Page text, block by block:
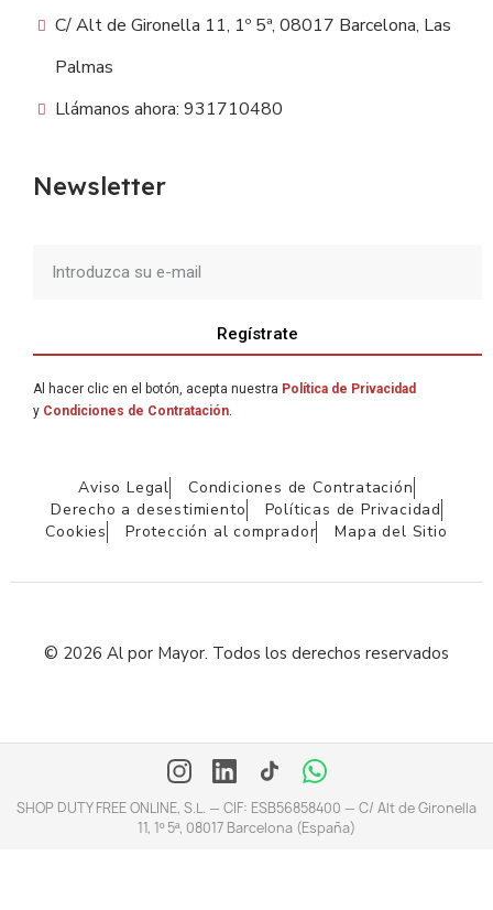
C/ Alt de Gironella 11, 1º 5ª, 08017 Barcelona, Las
Palmas
Llámanos ahora: 931710480
Newsletter
Regístrate
Al hacer clic en el botón, acepta nuestra Política de Privacidad
y Condiciones de Contratación.
Aviso Legal
Condiciones de Contratación
Derecho a desestimiento
Políticas de Privacidad
Cookies
Protección al comprador Mapa del Sitio
© 2026 Al por Mayor. Todos los derechos reservados
SHOP DUTY FREE ONLINE, S.L. — CIF: ESB56858400 — C/ Alt de Gironella
11, 1º 5ª, 08017 Barcelona (España)